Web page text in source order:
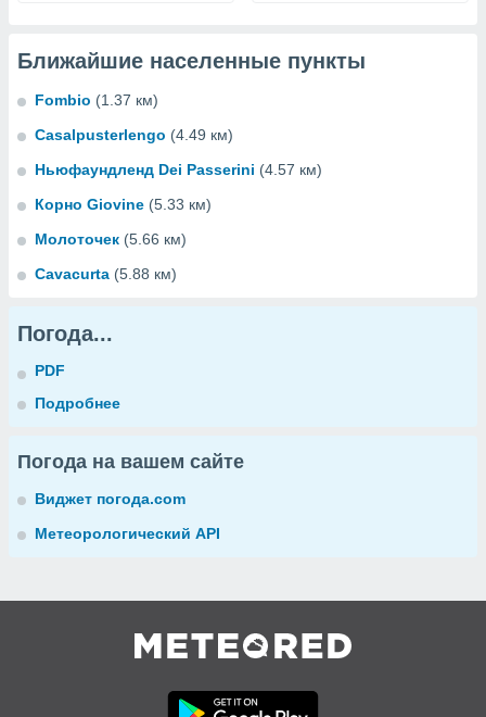
Ближайшие населенные пункты
Fombio (1.37 км)
Casalpusterlengo (4.49 км)
Ньюфаундленд Dei Passerini (4.57 км)
Корно Giovine (5.33 км)
Молоточек (5.66 км)
Cavacurta (5.88 км)
Погода...
PDF
Подробнее
Погода на вашем сайте
Виджет погода.com
Метеорологический API